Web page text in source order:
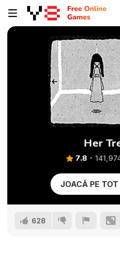
Her
7.8
JOACĂ PE
628